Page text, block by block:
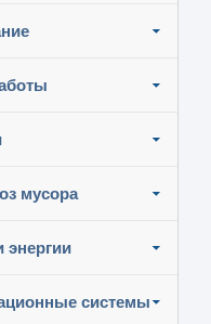
мусора
энергии
системы